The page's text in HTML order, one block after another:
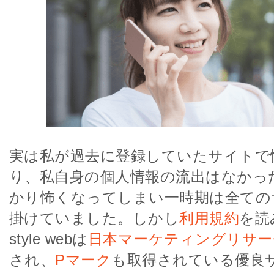
実は私が過去に登録していたサイト
り、私自身の個人情報の流出はなか
かり怖くなってしまい一時期は全て
掛けていました。しかし利用規約を
style webは 日本マーケティングリサ
され、 Pマーク も取得されている優良